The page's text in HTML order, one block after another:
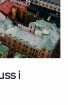
i